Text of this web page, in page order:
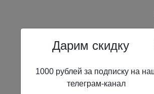
Дарим скидку
1000 рублей за подписку на
телеграм-канал